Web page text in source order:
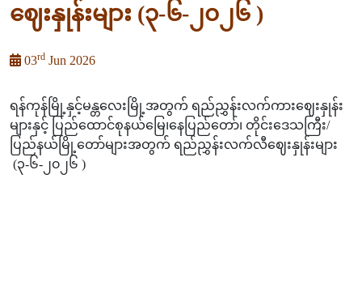
ဈေးနှုန်းများ (၃-၆-၂၀၂၆ )
03rd Jun 2026
ရန်ကုန်မြို့နှင့်မန္တလေးမြို့အတွက် ရည်ညွှန်းလက်ကားဈေးနှုန်း
များနှင့် ပြည်ထောင်စုနယ်မြေ၊နေပြည်တော်၊ တိုင်းဒေသကြီး/
ပြည်နယ်မြို့တော်များအတွက် ရည်ညွှန်းလက်လီဈေးနှုန်းများ
(၃-၆-၂၀၂၆ )